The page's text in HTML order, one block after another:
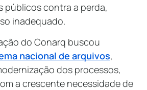
públicos contra a perda,
inadequado.
do Conarq buscou
nacional de arquivos,
dos processos,
a crescente necessidade de